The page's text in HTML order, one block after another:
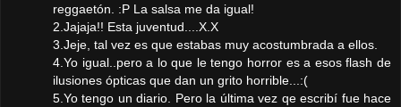
reggaetón. :P La salsa me da igual!
2.Jajaja!! Esta juventud....X.X
3.Jeje, tal vez es que estabas muy acostumbrada a ellos.
4.Yo igual..pero a lo que le tengo horror es a esos flash de
ilusiones ópticas que dan un grito horrible...:(
5.Yo tengo un diario. Pero la última vez qe escribí fue hace